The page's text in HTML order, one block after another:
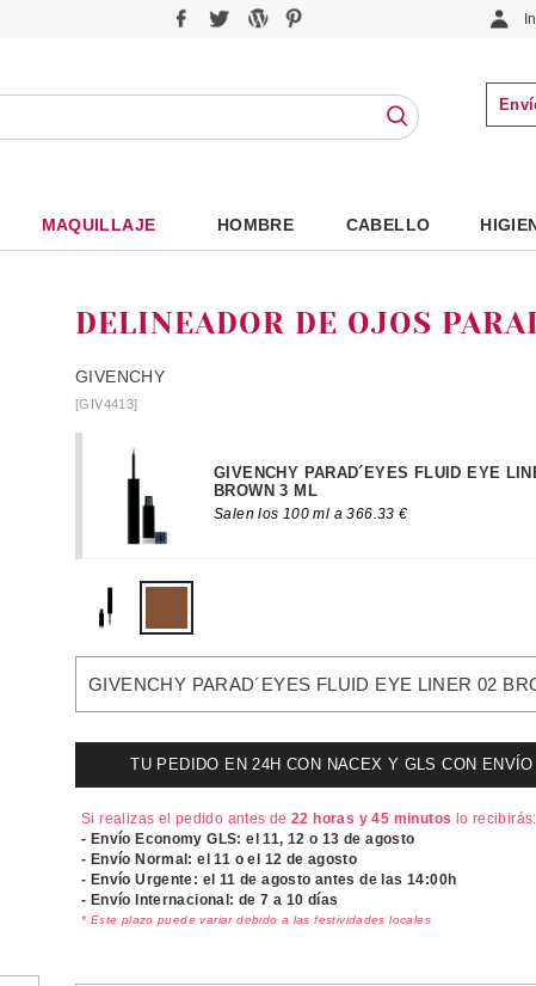
MAQUILLAJE HOMBRE CABELLO
DELINEADOR DE OJOS
GIVENCHY
[GIV4413]
GIVENCHY PARAD´EYES FLUID EYE
BROWN 3 ML
Salen los 100 ml a 366.33 €
GIVENCHY PARAD´EYES FLUID EYE LINER 02
TU PEDIDO EN 24H CON NACEX Y GLS CON
Si realizas el pedido antes de22 horas y 45 minutos lo recibirás:
- Envío Economy GLS: el11, 12 o 13 de agosto
- Envío Normal: el11 o el 12 de agosto
- Envío Urgente: el 11 de agosto antes de las 14:00h
- Envío Internacional: de 7 a 10 días
* Este plazo puede variar debido a las festividades locales